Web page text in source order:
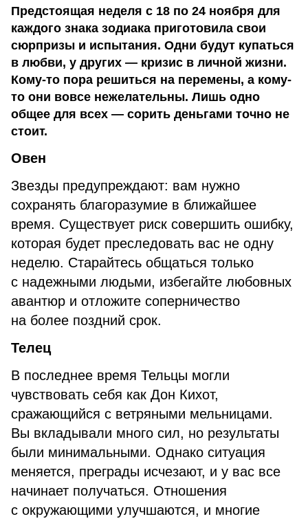
Предстоящая неделя с 18 по 24 ноября для
каждого знака зодиака приготовила свои
сюрпризы и испытания. Одни будут купаться
в любви, у других — кризис в личной жизни.
Кому-то пора решиться на перемены, а кому-
то они вовсе нежелательны. Лишь одно
общее для всех — сорить деньгами точно не
стоит.
Овен
Звезды предупреждают: вам нужно
сохранять благоразумие в ближайшее
время. Существует риск совершить ошибку,
которая будет преследовать вас не одну
неделю. Старайтесь общаться только
с надежными людьми, избегайте любовных
авантюр и отложите соперничество
на более поздний срок.
Телец
В последнее время Тельцы могли
чувствовать себя как Дон Кихот,
сражающийся с ветряными мельницами.
Вы вкладывали много сил, но результаты
были минимальными. Однако ситуация
меняется, преграды исчезают, и у вас все
начинает получаться. Отношения
с окружающими улучшаются, и многие